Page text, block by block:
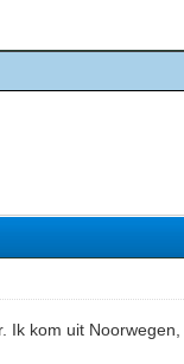
Ik kom uit